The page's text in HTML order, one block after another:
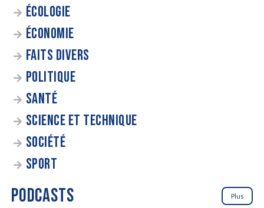
ÉCOLOGIE
ÉCONOMIE
FAITS DIVERS
POLITIQUE
SANTÉ
SCIENCE ET TECHNIQUE
SOCIÉTÉ
SPORT
PODCASTS Plus